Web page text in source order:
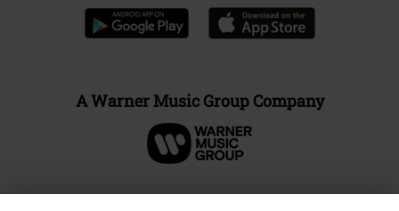
A Warner Music Group Company